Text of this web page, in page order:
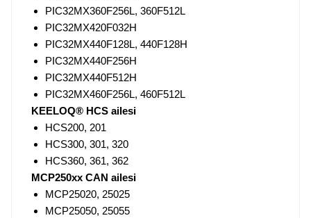
PIC32MX360F256L, 360F512L
PIC32MX420F032H
PIC32MX440F128L, 440F128H
PIC32MX440F256H
PIC32MX440F512H
PIC32MX460F256L, 460F512L
KEELOQ® HCS ailesi
HCS200, 201
HCS300, 301, 320
HCS360, 361, 362
MCP250xx CAN ailesi
MCP25020, 25025
MCP25050, 25055